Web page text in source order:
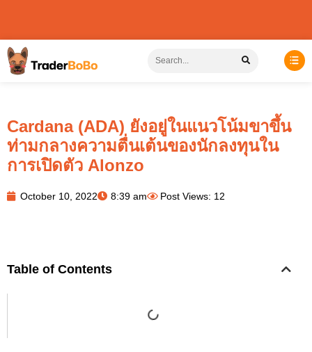
Cardana (ADA) ยังอยู่ในแนวโน้มขาขึ้น
ท่ามกลางความตื่นเต้นของนักลงทุนใน
การเปิดตัว Alonzo
October 10, 2022 8:39 am Post Views: 12
Table of Contents